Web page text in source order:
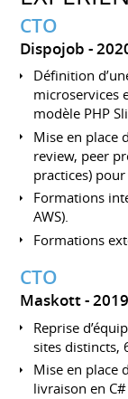
CTO
Dispojob
Définition
microservices
modèle PHP
Mise en place
review, peer
practices)
Formations
AWS).
Formations
CTO
Maskott 2019
Reprise
sites distincts,
Mise en place
livraison en